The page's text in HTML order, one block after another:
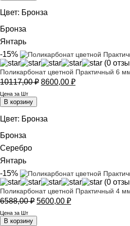
Цвет: Бронза
Бронза
Янтарь
-15%
(0
Поликарбонат цветной Практичный 6
10117,00₽ Первоначальная
8600,00 ₽Текущая
Цена за Шт
В корзину
Цвет: Бронза
Бронза
Серебро
Янтарь
-15%
(0
Поликарбонат цветной Практичный 4
6588,00₽ Первоначальная
составляла
5600,00 ₽Текущая
Цена за Шт
В корзину